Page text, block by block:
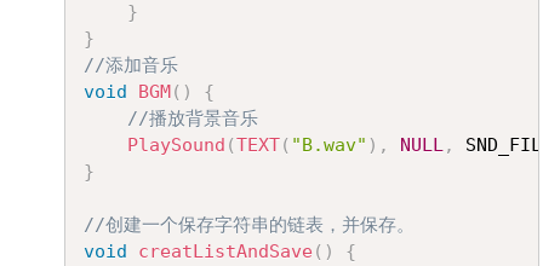
}
}
//添加音乐
void
BGM( )
{
//播放背景音乐
PlaySound (TEXT( "B.wav" ) , NULL,
}
//创建一个保存字符串的链表，并保存。
void
creatListAndSave( )
{